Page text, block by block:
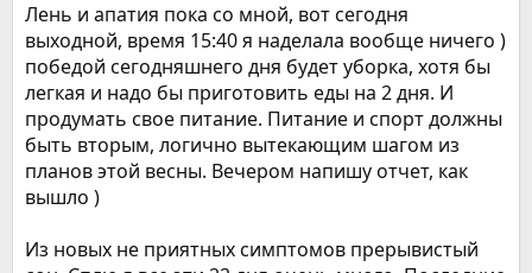
Лень и апатия пока со мной, вот сегодня
выходной, время 15:40 я наделала вообще ничего )
победой сегодняшнего дня будет уборка, хотя бы
легкая и надо бы приготовить еды на 2 дня. И
продумать свое питание. Питание и спорт должны
быть вторым, логично вытекающим шагом из
планов этой весны. Вечером напишу отчет, как
вышло )
Из новых не приятных симптомов прерывистый